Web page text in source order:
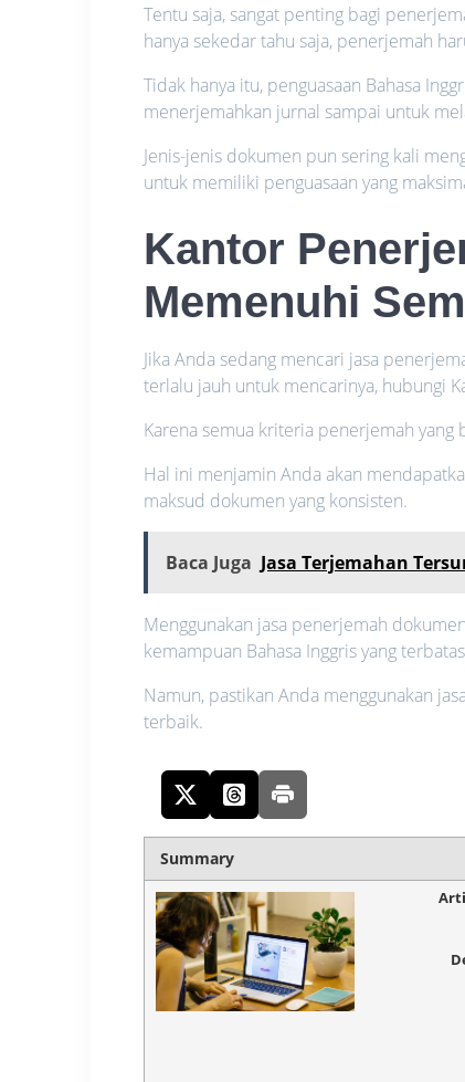
Tentu saja, sangat penting bagi
hanya sekedar tahu saja, penerjemah
Tidak hanya itu, penguasaan Bahasa
menerjemahkan jurnal sampai untuk
Jenis-jenis dokumen pun sering kali
untuk memiliki penguasaan yang
Kantor
Memenuhi
Jika Anda sedang mencari jasa
terlalu jauh untuk mencarinya, hubungi
Karena semua kriteria penerjemah yang
Hal ini menjamin Anda akan
maksud dokumen yang konsisten.
Baca Juga Jasa Terjemahan
Menggunakan jasa penerjemah
kemampuan Bahasa Inggris yang
Namun, pastikan Anda menggunakan
terbaik.
Summary